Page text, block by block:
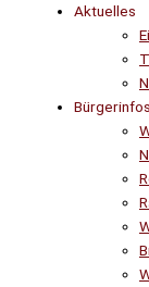
Aktuelles
Bürgerinfos